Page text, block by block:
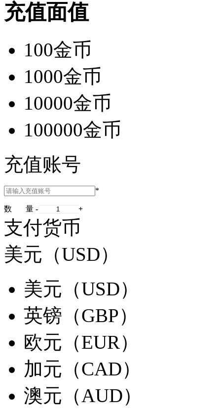
充值面值
100金币
1000金币
10000金币
100000金币
充值账号
*
数 量 - +
支付货币
美元（USD）
美元（USD）
英镑（GBP）
欧元（EUR）
加元（CAD）
澳元（AUD）